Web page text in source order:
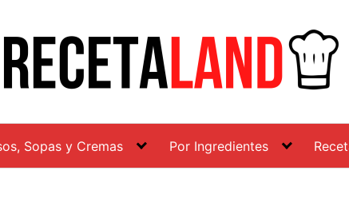
Sopas y Cremas Por Ingredientes